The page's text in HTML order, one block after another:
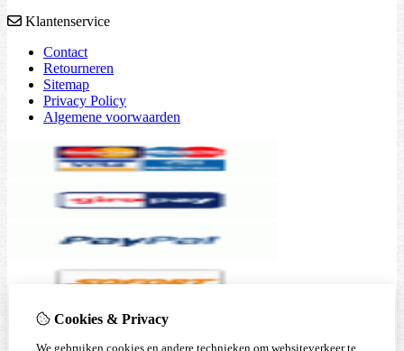
Klantenservice
Contact
Retourneren
Sitemap
Privacy Policy
Algemene voorwaarden
Cookies & Privacy
We gebruiken cookies en andere technieken om websiteverkeer te